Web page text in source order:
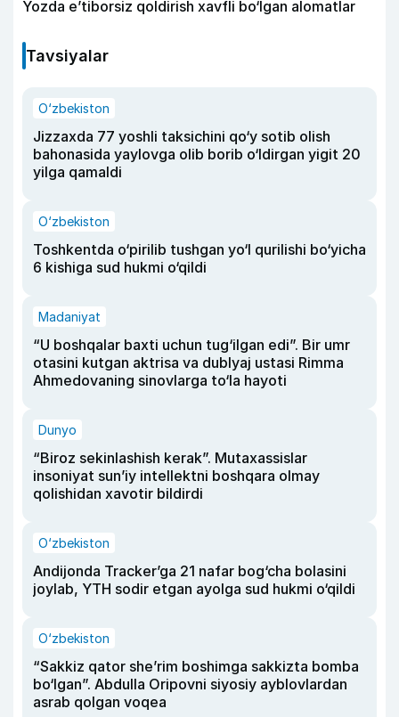
Yozda e’tiborsiz qoldirish xavfli bo‘lgan alomatlar
Tavsiyalar
O‘zbekiston
Jizzaxda 77 yoshli taksichini qo‘y sotib olish
bahonasida yaylovga olib borib o‘ldirgan yigit 20
yilga qamaldi
O‘zbekiston
Toshkentda o‘pirilib tushgan yo‘l qurilishi bo‘yicha
6 kishiga sud hukmi o‘qildi
Madaniyat
“U boshqalar baxti uchun tug‘ilgan edi”. Bir umr
otasini kutgan aktrisa va dublyaj ustasi Rimma
Ahmedovaning sinovlarga to‘la hayoti
Dunyo
“Biroz sekinlashish kerak”. Mutaxassislar
insoniyat sun’iy intellektni boshqara olmay
qolishidan xavotir bildirdi
O‘zbekiston
Andijonda Tracker’ga 21 nafar bog‘cha bolasini
joylab, YTH sodir etgan ayolga sud hukmi o‘qildi
O‘zbekiston
“Sakkiz qator she’rim boshimga sakkizta bomba
bo‘lgan”. Abdulla Oripovni siyosiy ayblovlardan
asrab qolgan voqea